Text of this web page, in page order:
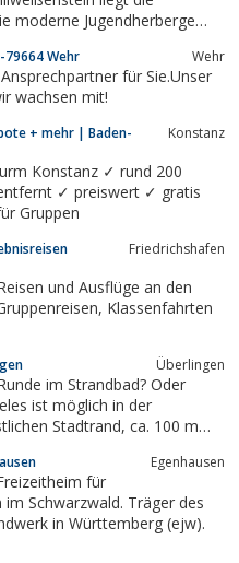
79664 Wehr Wehr
für Sie.Unser
Die Menschheit wächst, wir wachsen mit!
+ mehr | Baden-
Konstanz
Konstanz ✓ rund 200
✓ preiswert ✓ gratis
Gruppen
Friedrichshafen
und Ausflüge an den
Überlingen
im Strandbad? Oder
ist möglich in der
ca. 100 m
Egenhausen
für
Schwarzwald. Träger des
in Württemberg (ejw).